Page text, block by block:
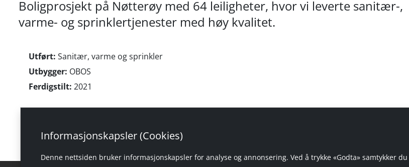
Boligprosjekt på Nøtterøy med 64 leiligheter, hvor vi leverte sanitær-,
varme- og sprinklertjenester med høy kvalitet.
Utført: Sanitær, varme og sprinkler
Utbygger: OBOS
Ferdigstilt: 2021
Informasjonskapsler (Cookies)
Denne nettsiden bruker informasjonskapsler for analyse og annonsering. Ved å trykke «Godta» samtykker